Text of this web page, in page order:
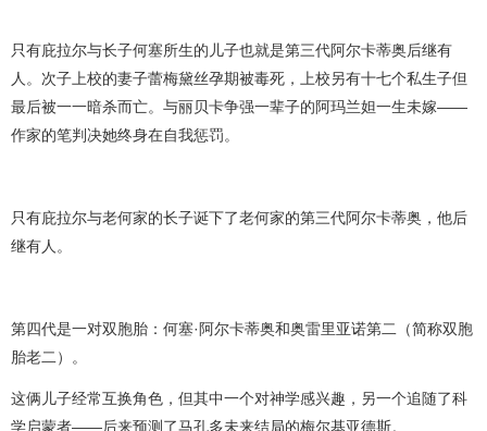
只有庇拉尔与长子何塞所生的儿子也就是第三代阿尔卡蒂奥后继有
人。次子上校的妻子蕾梅黛丝孕期被毒死，上校另有十七个私生子但
最后被一一暗杀而亡。与丽贝卡争强一辈子的阿玛兰妲一生未嫁——
作家的笔判决她终身在自我惩罚。
只有庇拉尔与老何家的长子诞下了老何家的第三代阿尔卡蒂奥，他后
继有人。
第四代是一对双胞胎：何塞·阿尔卡蒂奥和奥雷里亚诺第二（简称双胞
胎老二）。
这俩儿子经常互换角色，但其中一个对神学感兴趣，另一个追随了科
学启蒙者——后来预测了马孔多未来结局的梅尔基亚德斯。